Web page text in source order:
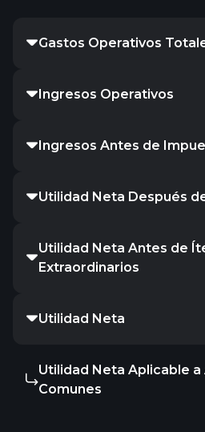
Gastos Operativos
Ingresos Operativos
Ingresos Antes de
Utilidad Neta Después
Utilidad Neta Antes de
Extraordinarios
Utilidad Neta
Utilidad Neta Aplicable a
Comunes